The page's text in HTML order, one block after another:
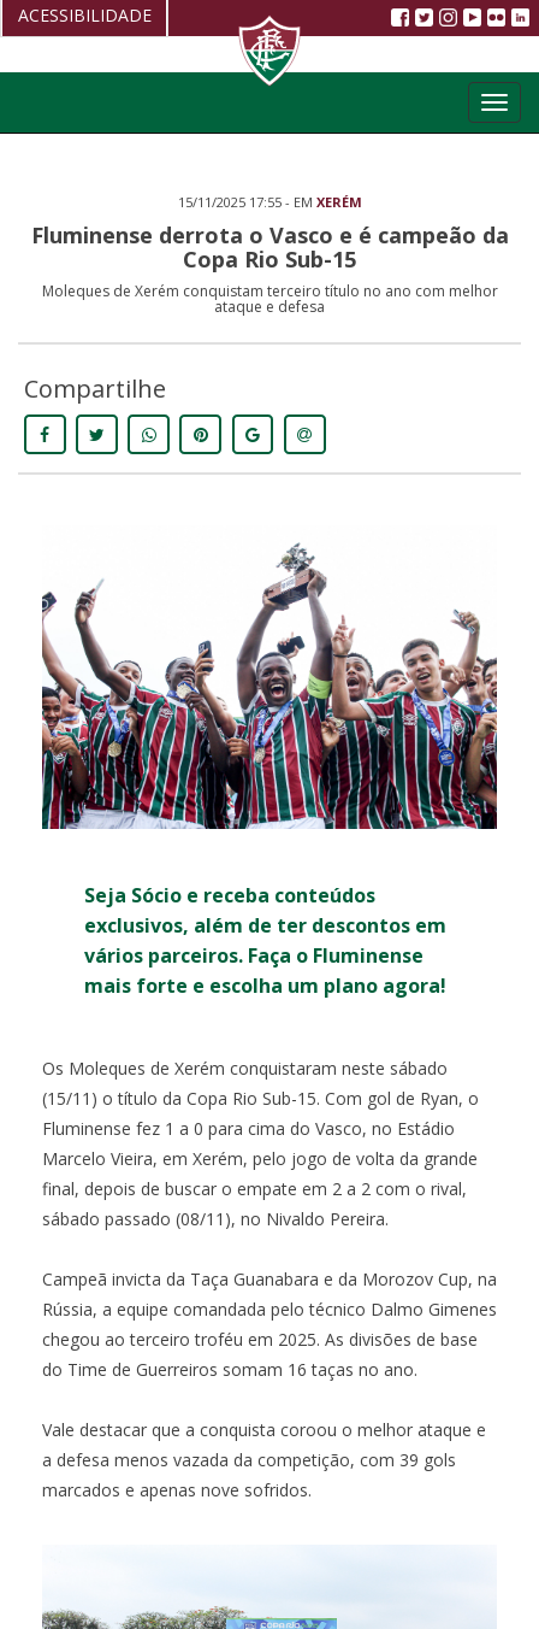
15/11/2025 17:55 - EM XERÉM
Fluminense derrota o Vasco e é campeão da
Copa Rio Sub-15
Moleques de Xerém conquistam terceiro título no ano com melhor
ataque e defesa
Compartilhe
Seja Sócio e receba conteúdos
exclusivos, além de ter descontos em
vários parceiros. Faça o Fluminense
mais forte e escolha um plano agora!
Os Moleques de Xerém conquistaram neste sábado
(15/11) o título da Copa Rio Sub-15. Com gol de Ryan, o
Fluminense fez 1 a 0 para cima do Vasco, no Estádio
Marcelo Vieira, em Xerém, pelo jogo de volta da grande
final, depois de buscar o empate em 2 a 2 com o rival,
sábado passado (08/11), no Nivaldo Pereira.
Campeã invicta da Taça Guanabara e da Morozov Cup, na
Rússia, a equipe comandada pelo técnico Dalmo Gimenes
chegou ao terceiro troféu em 2025. As divisões de base
do Time de Guerreiros somam 16 taças no ano.
Vale destacar que a conquista coroou o melhor ataque e
a defesa menos vazada da competição, com 39 gols
marcados e apenas nove sofridos.
ACESSIBILIDADE